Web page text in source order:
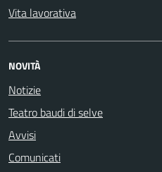
Vita lavorativa
NOVITÀ
Notizie
Teatro baudi di selve
Avvisi
Comunicati